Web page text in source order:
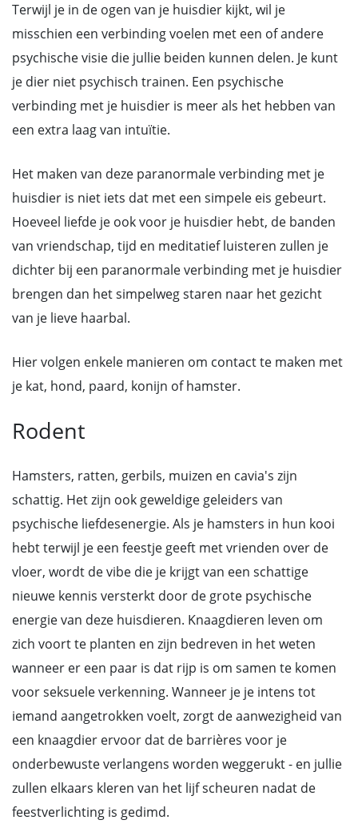
Terwijl je in de ogen van je huisdier kijkt, wil je
misschien een verbinding voelen met een of andere
psychische visie die jullie beiden kunnen delen. Je kunt
je dier niet psychisch trainen. Een psychische
verbinding met je huisdier is meer als het hebben van
een extra laag van intuïtie.
Het maken van deze paranormale verbinding met je
huisdier is niet iets dat met een simpele eis gebeurt.
Hoeveel liefde je ook voor je huisdier hebt, de banden
van vriendschap, tijd en meditatief luisteren zullen je
dichter bij een paranormale verbinding met je huisdier
brengen dan het simpelweg staren naar het gezicht
van je lieve haarbal.
Hier volgen enkele manieren om contact te maken met
je kat, hond, paard, konijn of hamster.
Rodent
Hamsters, ratten, gerbils, muizen en cavia's zijn
schattig. Het zijn ook geweldige geleiders van
psychische liefdesenergie. Als je hamsters in hun kooi
hebt terwijl je een feestje geeft met vrienden over de
vloer, wordt de vibe die je krijgt van een schattige
nieuwe kennis versterkt door de grote psychische
energie van deze huisdieren. Knaagdieren leven om
zich voort te planten en zijn bedreven in het weten
wanneer er een paar is dat rijp is om samen te komen
voor seksuele verkenning. Wanneer je je intens tot
iemand aangetrokken voelt, zorgt de aanwezigheid van
een knaagdier ervoor dat de barrières voor je
onderbewuste verlangens worden weggerukt - en jullie
zullen elkaars kleren van het lijf scheuren nadat de
feestverlichting is gedimd.